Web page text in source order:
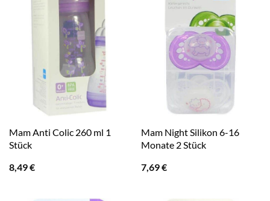
Mam Anti Colic 260 ml 1
Stück
8,49€
Mam Night Silikon 6-16
Monate 2 Stück
7,69€